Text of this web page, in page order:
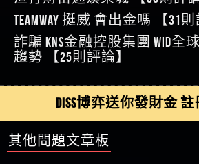
的錢一招拿回
機台運算專案是不是詐騙 機台
被機台運算專案詐騙的錢怎麼
回被騙資金
討回資金賴zg369】Hoyabit是詐騙
騙 Hoyabit是真的嗎 被
本文教你如何拿回被騙資金
【其他問題】KS.M多元化行銷詐
中【免費討回資金賴zg369】
騙嗎 KS.M多元化行銷是不是詐騙
真的嗎 被KS.M多元化行銷詐騙
【其他問題】免費追回賴「
家 Family & Love如何詐騙 野原家
騙 野原家 Family & Love是真的嗎 野
【其他問題】元盈橋詐騙持續
討回資金賴zg369】元盈橋是詐
本文教你如何拿回被騙資金
【其他問題】被騙追回賴【zg369
是詐騙 M.L.Edge是詐騙嗎 【
金 被M.L.Edge詐騙的錢一招拿回
費討回資金賴zg369】Robinhood是
不是詐騙 Robinhood是真的嗎 被
麼辦 本文教你如何拿回被騙資金
【其他問題】FLTO詐騙持續收
資金賴zg369】FLTO是詐騙嗎 FLTO
真的嗎 被FLTO詐騙的錢怎麼辦
被騙資金
【其他問題】 遇詐騙求救賴【
ALYWS詐騙家破人亡 ALYWS是真的
ALYWS是詐騙嗎 （ALYWS）無法
【其他問題】 一招教你揭秘新
者免費援助賴zg369）當當詐騙
【沈樂慧】又是九州??爛死了黑
【林伊依】爛死了拉贏錢直接
【陳靜茹】推薦小畢，我也是
【AVA娛樂城】還會自己做假對
【陳順堪】黑網不出金
【黃伊珊】不推薦爛公司
【陳順堪】星匯娛樂城出金幾
金
【陳順堪】黑網出金幾次後贏
TEAMWAY 挺威 會出金嗎 【31則
詐騙 kns金融控股集團 WID全
趨勢 【25則評論】
DISS博
其他問題文章板